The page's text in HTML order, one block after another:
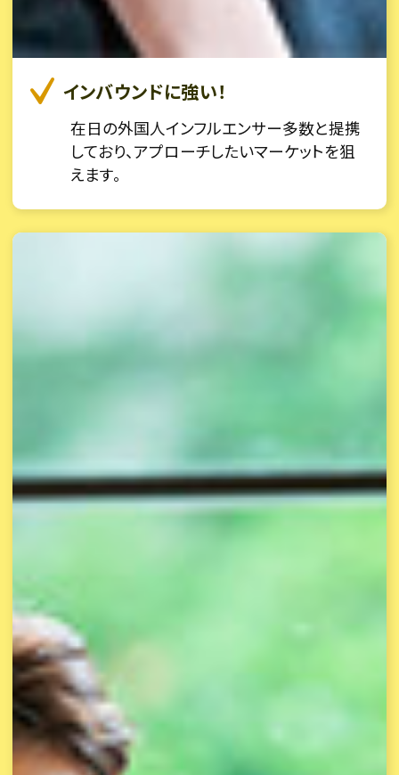
インバウンドに強い！
在日の外国人インフルエンサー多数と提携
しており、アプローチしたいマーケットを狙
えます。